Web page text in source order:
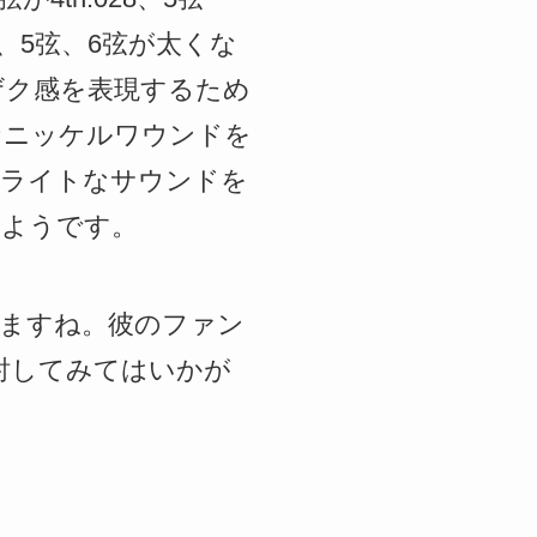
5弦、6弦が太くな
感を表現するため
ッケルワウンドを
イトなサウンドを
うです。
すね。彼のファン
してみてはいかが